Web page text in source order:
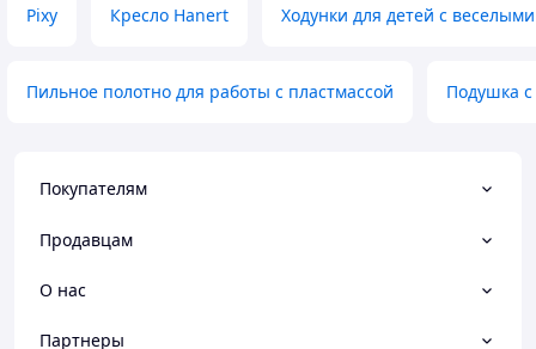
Pixy Кресло Hanert Ходунки для детей с
Пильное полотно для работы с пластмассой Подушка
Покупателям
Продавцам
О нас
Партнеры